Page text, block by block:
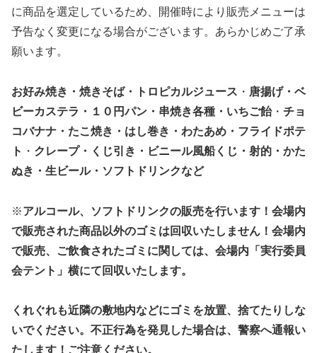
に商品を選定しているため、開催時により販売メニューは
予告なく変更になる場合がございます。あらかじめご了承
願います。
お好み焼き・焼きそば・トロピカルジュース ・ 唐揚げ・ベ
ビーカステラ・１０円パン・串焼き各種・いちご飴・ チョ
コバナナ・たこ焼き・はし巻き・わたあめ・フライドポテ
ト ・ クレープ・くじ引き・ビニール風船くじ・射的・かた
ぬき・生ビール・ソフトドリンクなど
※アルコール、ソフトドリンクの販売を行います！会場内
で販売された商品以外のゴミは回収いたしません！会場内
で販売、ご飲食されたゴミに関しては、会場内「実行委員
会テント」横にて回収いたします。
くれぐれも近隣の敷地内などにゴミを放置、捨てたりしな
いでください。不正行為を発見した場合は、警察へ通報い
たします！ご注意ください。